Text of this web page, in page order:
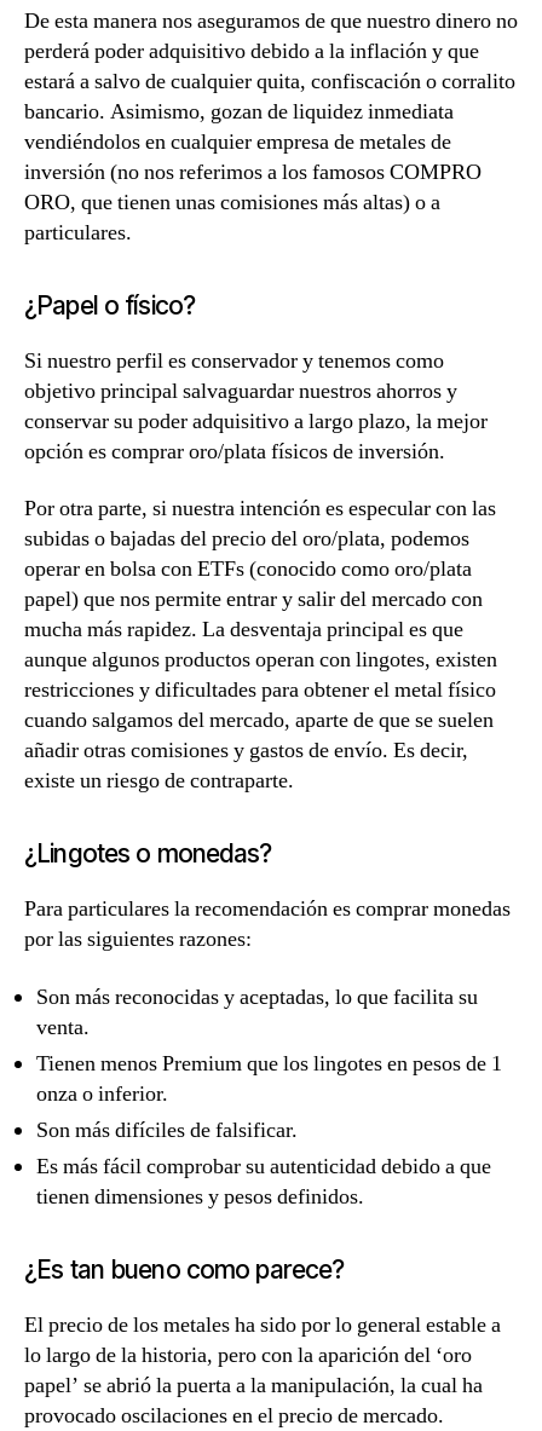
De esta manera nos aseguramos de que nuestro dinero no
perderá poder adquisitivo debido a la inflación y que
estará a salvo de cualquier quita, confiscación o corralito
bancario. Asimismo, gozan de liquidez inmediata
vendiéndolos en cualquier empresa de metales de
inversión (no nos referimos a los famosos COMPRO
ORO, que tienen unas comisiones más altas) o a
particulares.
¿Papel o físico?
Si nuestro perfil es conservador y tenemos como
objetivo principalsalvaguardar nuestros ahorros y
conservar su poder adquisitivoa largo plazo, la mejor
opción es comprar oro/plata físicos de inversión.
Por otra parte, si nuestra intención esespecular con las
subidas o bajadasdel precio del oro/plata, podemos
operar en bolsa con ETFs (conocido como oro/plata
papel) que nos permite entrar y salir del mercado con
mucha más rapidez. La desventaja principal es que
aunque algunos productos operan con lingotes, existen
restricciones y dificultades para obtener el metal físico
cuando salgamos del mercado, aparte de que se suelen
añadir otras comisiones y gastos de envío. Es decir,
existe un riesgo de contraparte.
¿Lingotes o monedas?
Para particulares la recomendación es comprar monedas
por las siguientes razones:
Son más reconocidas y aceptadas, lo que facilita su
venta.
Tienen menos Premium que los lingotes en pesos de 1
onza o inferior.
Son más difíciles de falsificar.
Es más fácil comprobar su autenticidad debido a que
tienen dimensiones y pesos definidos.
¿Es tan bueno como parece?
El precio de los metales ha sido por lo general estable a
lo largo de la historia, pero con la aparición del ‘oro
papel’ se abrió la puerta a la manipulación, la cual ha
provocado oscilaciones en el precio de mercado.